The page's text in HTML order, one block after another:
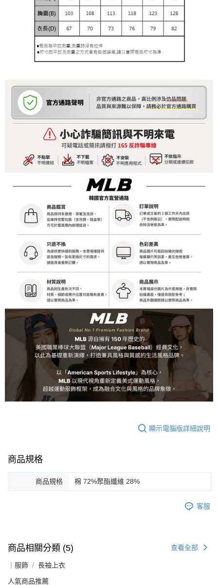
顯示電腦版詳細說明
商品規格
商品規格 棉 72%聚酯纖維 28%
客服
商品相關分類 (5) 查看全部
｜服飾 長袖上衣
人氣商品推薦